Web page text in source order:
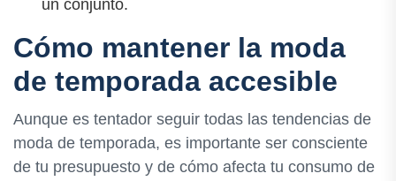
un conjunto.
Cómo mantener la moda
de temporada accesible
Aunque es tentador seguir todas las tendencias de
moda de temporada, es importante ser consciente
de tu presupuesto y de cómo afecta tu consumo de